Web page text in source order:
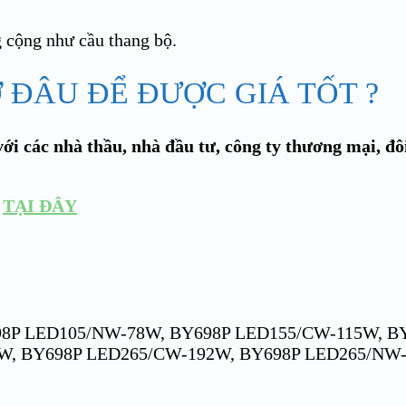
như cầu thang bộ.
ĐÂU ĐỂ ĐƯỢC GIÁ TỐT ?
các nhà thầu, nhà đầu tư, công ty thương mại,
TẠI ĐÂY
LED105/NW-78W, BY698P LED155/CW-115W,
BY698P LED265/CW-192W, BY698P LED265/